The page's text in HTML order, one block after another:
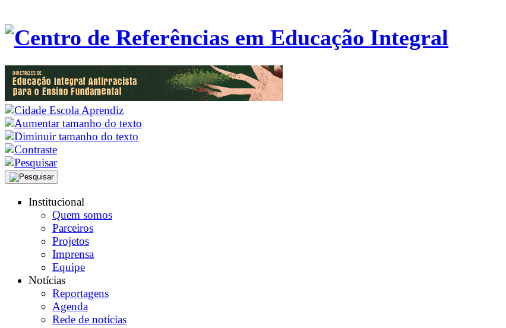
Institucional
Quem somos
Parceiros
Projetos
Imprensa
Equipe
Notícias
Reportagens
Agenda
Rede de notícias